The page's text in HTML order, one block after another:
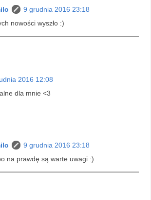
9 grudnia 2016 23:18
nowości wyszło :)
2016 12:08
dla mnie <3
9 grudnia 2016 23:18
na prawdę są warte uwagi :)